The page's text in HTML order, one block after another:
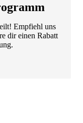
Empfiehl uns
dir einen Rabatt